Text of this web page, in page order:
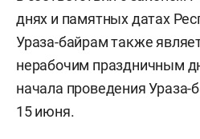
днях и памятных датах
Ураза-байрам также
нерабочим праздничным
начала проведения Ураза-
15 июня.